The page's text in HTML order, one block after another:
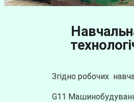
Згідно робочих
G11